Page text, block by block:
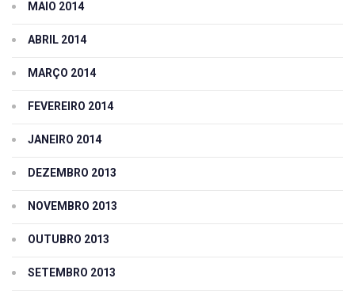
MAIO 2014
ABRIL 2014
MARÇO 2014
FEVEREIRO 2014
JANEIRO 2014
DEZEMBRO 2013
NOVEMBRO 2013
OUTUBRO 2013
SETEMBRO 2013